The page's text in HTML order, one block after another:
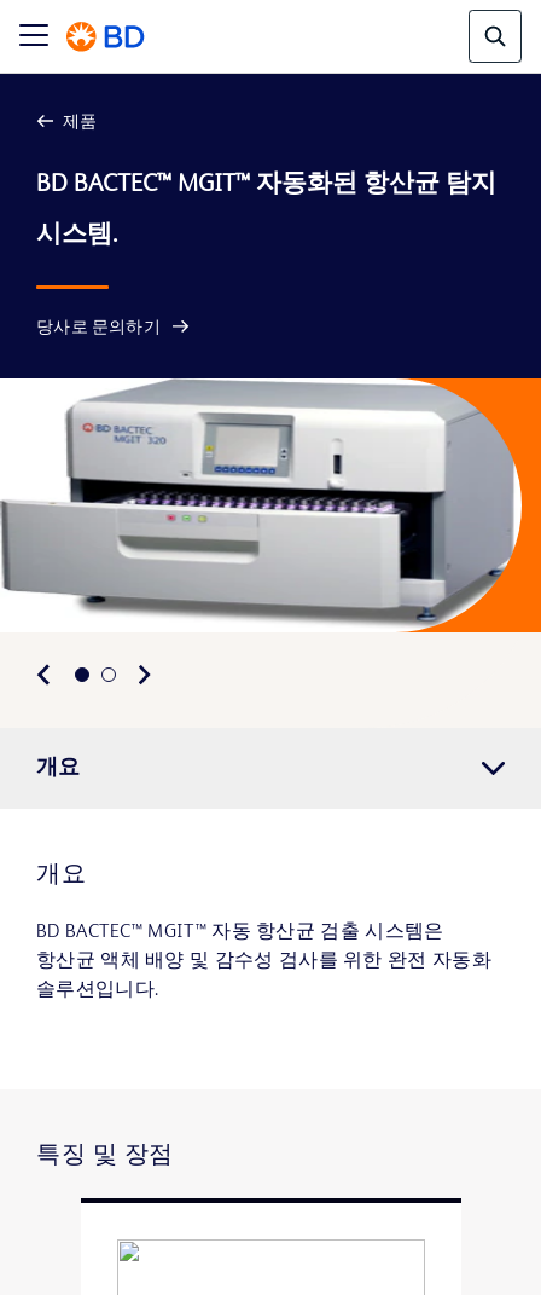
제품
BD BACTEC™ MGIT™ 자동화된 항산균 탐지
당사로 문의하기
개요
개요
BD BACTEC™ MGIT™ 자동 항산균 검출 시스템은
항산균 액체 배양 및 감수성 검사를 위한 완전 자동화
솔루션입니다.
특징 및 장점